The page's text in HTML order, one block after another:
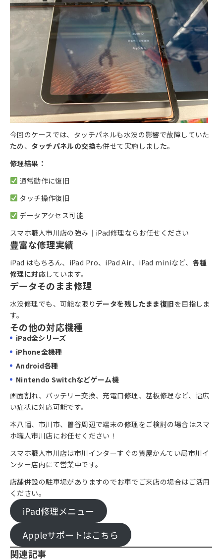
今回のケースでは、タッチパネルも水没の影響で故障していた
ため、 タッチパネルの交換も併せて実施しました。
修理結果：
通常動作に復旧
タッチ操作復旧
データアクセス可能
スマホ職人市川店の強み｜iPad修理ならお任せください
豊富な修理実績
iPad はもちろん、iPad Pro、iPad Air、iPad miniなど、 各種
修理に対応しています。
データそのまま修理
水没修理でも、可能な限りデータを残したまま復旧を目指しま
す。
その他の対応機種
iPad全シリーズ
iPhone全機種
Android各種
Nintendo Switchなどゲーム機
画面割れ、バッテリー交換、充電口修理、基板修理など、幅広
い症状に対応可能です。
本八幡、市川市、曽谷周辺で端末の修理をご検討の場合はスマ
ホ職人市川店にお任せください！
スマホ職人市川店は市川インターすぐの質屋かんてい局市川イ
ンター店内にて営業中です。
店舗併設の駐車場がありますのでお車でご来店の場合はご活用
ください。
iPad修理メニュー
Appleサポートはこちら
関連記事